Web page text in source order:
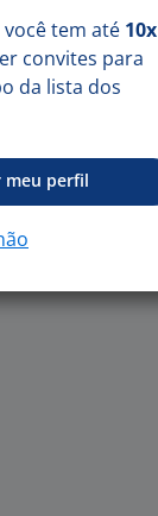
tem até 10x
convites para
da lista dos
meu perfil